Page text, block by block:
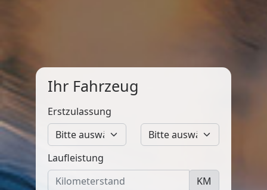
Ihr Fahrzeug
Erstzulassung
Laufleistung
KM